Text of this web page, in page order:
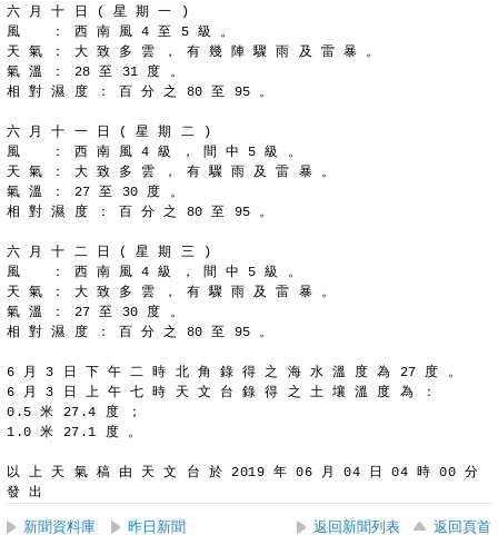
六 月 十 日 ( 星 期 一 )
風 　 ： 西 南 風 4 至 5 級 。
天 氣 ： 大 致 多 雲 ， 有 幾 陣 驟 雨 及 雷 暴 。
氣 溫 ： 28 至 31 度 。
相 對 濕 度 ： 百 分 之 80 至 95 。
六 月 十 一 日 ( 星 期 二 )
風 　 ： 西 南 風 4 級 ， 間 中 5 級 。
天 氣 ： 大 致 多 雲 ， 有 驟 雨 及 雷 暴 。
氣 溫 ： 27 至 30 度 。
相 對 濕 度 ： 百 分 之 80 至 95 。
六 月 十 二 日 ( 星 期 三 )
風 　 ： 西 南 風 4 級 ， 間 中 5 級 。
天 氣 ： 大 致 多 雲 ， 有 驟 雨 及 雷 暴 。
氣 溫 ： 27 至 30 度 。
相 對 濕 度 ： 百 分 之 80 至 95 。
6 月 3 日 下 午 二 時 北 角 錄 得 之 海 水 溫 度 為 27 度 。
6 月 3 日 上 午 七 時 天 文 台 錄 得 之 土 壤 溫 度 為 ：
0.5 米 27.4 度 ；
1.0 米 27.1 度 。
以 上 天 氣 稿 由 天 文 台 於 2019 年 06 月 04 日 04 時 00 分
發 出
新聞資料庫 昨日新聞 返回新聞列表 返回頁首